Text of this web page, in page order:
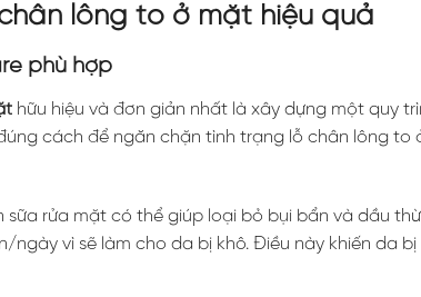
lông to ở mặt hiệu quả
phù hợp
hữu hiệu và đơn giản nhất là xây dựng một quy
cách để ngăn chặn tình trạng lỗ chân lông
sữa rửa mặt có thể giúp loại bỏ bụi bẩn và dầu
ngày vì sẽ làm cho da bị khô. Điều này khiến da